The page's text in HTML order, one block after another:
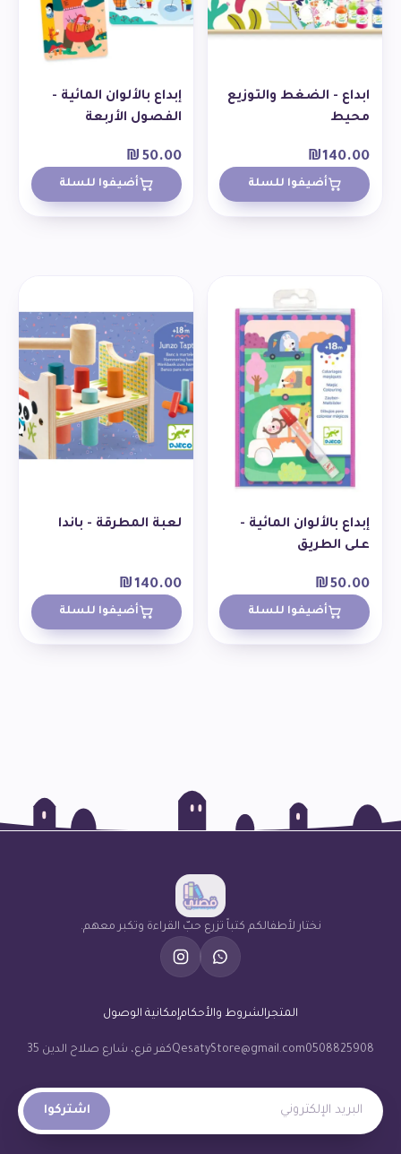
ابداع - الضغط والتوزيع
محيط
₪140.00
أضيفوا للسلة
إبداع بالألوان المائية -
الفصول الأربعة
₪ 50.00
أضيفوا للسلة
إبداع بالألوان المائية -
على الطريق
₪50.00
أضيفوا للسلة
لعبة المطرقة - باندا
₪140.00
أضيفوا للسلة
نختار لأطفالكم كتباً تزرع حبّ القراءة وتكبر معهم.
المتجر الشروط والأحكامإمكانية الوصول
0508825908
QesatyStore@gmail.comكفر قرع، شارع صلاح الدين 35
البريد الإلكتروني
اشتركوا